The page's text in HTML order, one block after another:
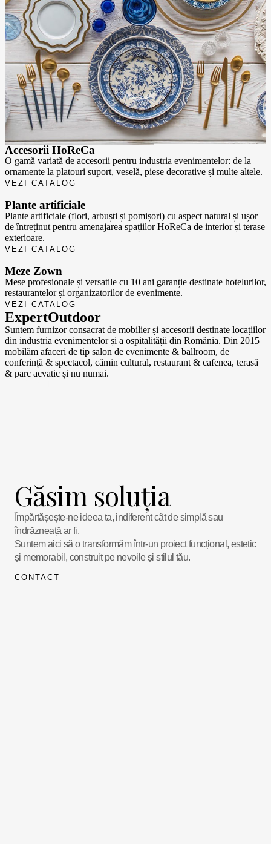
Accesorii HoReCa
O gamă variată de accesorii pentru industria evenimentelor: de la
ornamente la platouri suport, veselă, piese decorative și multe altele.
VEZI CATALOG
Plante artificiale
Plante artificiale (flori, arbuști și pomișori) cu aspect natural și ușor
de întreținut pentru amenajarea spațiilor HoReCa de interior și terase
exterioare.
VEZI CATALOG
Meze Zown
Mese profesionale și versatile cu 10 ani garanție destinate hotelurilor,
restaurantelor și organizatorilor de evenimente.
VEZI CATALOG
ExpertOutdoor
Suntem furnizor consacrat de mobilier și accesorii destinate locațiilor
din industria evenimentelor și a ospitalității din România. Din 2015
mobilăm afaceri de tip salon de evenimente & ballroom, de
conferință & spectacol, cămin cultural, restaurant & cafenea, terasă
& parc acvatic și nu numai.
Găsim soluția
Împărtășește-ne ideea ta, indiferent cât de simplă sau
îndrăzneață ar fi.
Suntem aici să o transformăm într-un proiect funcțional, estetic
și memorabil, construit pe nevoile și stilul tău.
CONTACT